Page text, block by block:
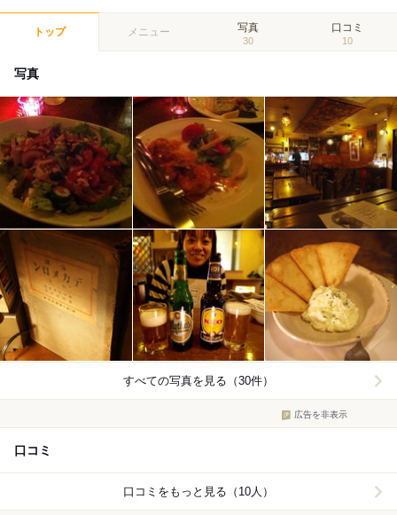
トップ メニュー 写真
30
口コミ
10
写真
すべての写真を見る（30件）
広告を非表示
口コミ
口コミをもっと見る（10人）